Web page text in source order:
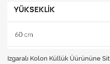
Izgaralı Kolon Küllük Üürününe